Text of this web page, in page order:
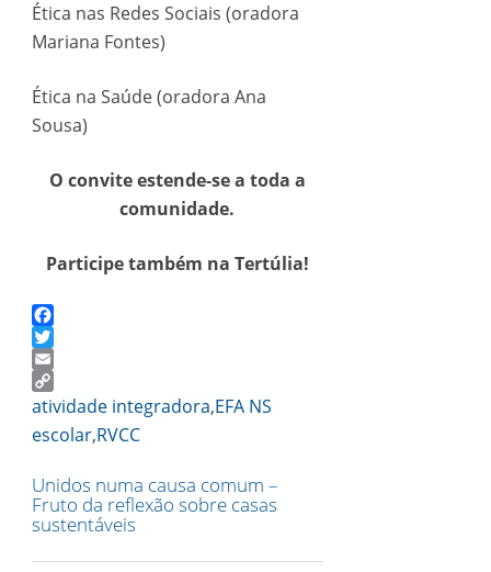
Ética nas Redes Sociais (oradora
Mariana Fontes)
Ética na Saúde (oradora Ana
Sousa)
O convite estende-se a toda a
comunidade.
Participe também na Tertúlia!
Facebook
Twitter
Email
Copy
atividade integradora,EFA NS
escolar,RVCC
Unidos numa causa comum –
Fruto da reflexão sobre casas
sustentáveis